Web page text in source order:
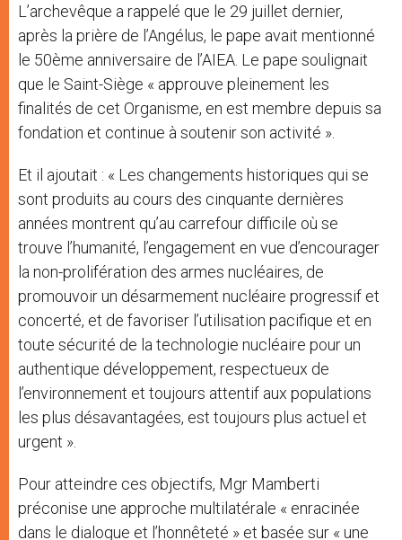
L’archevêque a rappelé que le 29 juillet dernier,
après la prière de l’Angélus, le pape avait mentionné
le 50ème anniversaire de l’AIEA. Le pape soulignait
que le Saint-Siège « approuve pleinement les
finalités de cet Organisme, en est membre depuis sa
fondation et continue à soutenir son activité ».
Et il ajoutait : « Les changements historiques qui se
sont produits au cours des cinquante dernières
années montrent qu’au carrefour difficile où se
trouve l’humanité, l’engagement en vue d’encourager
la non-prolifération des armes nucléaires, de
promouvoir un désarmement nucléaire progressif et
concerté, et de favoriser l’utilisation pacifique et en
toute sécurité de la technologie nucléaire pour un
authentique développement, respectueux de
l’environnement et toujours attentif aux populations
les plus désavantagées, est toujours plus actuel et
urgent ».
Pour atteindre ces objectifs, Mgr Mamberti
préconise une approche multilatérale « enracinée
dans le dialogue et l’honnêteté » et basée sur « une